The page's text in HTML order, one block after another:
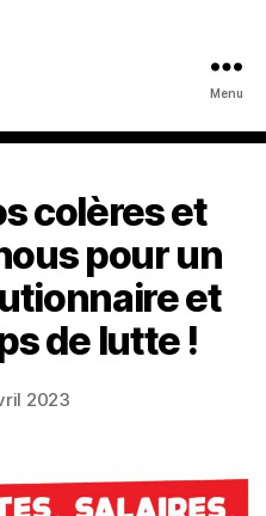
Menu
colères et
pour un
et
de lutte !
2023